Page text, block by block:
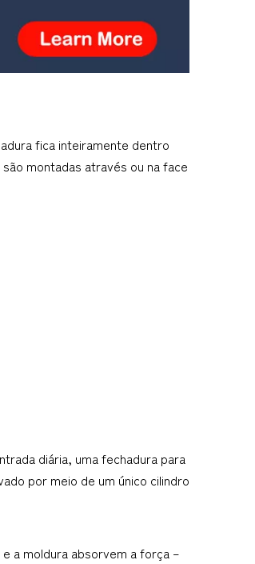
fica inteiramente dentro
montadas através ou na face
diária, uma fechadura para
por meio de um único cilindro
a moldura absorvem a força –